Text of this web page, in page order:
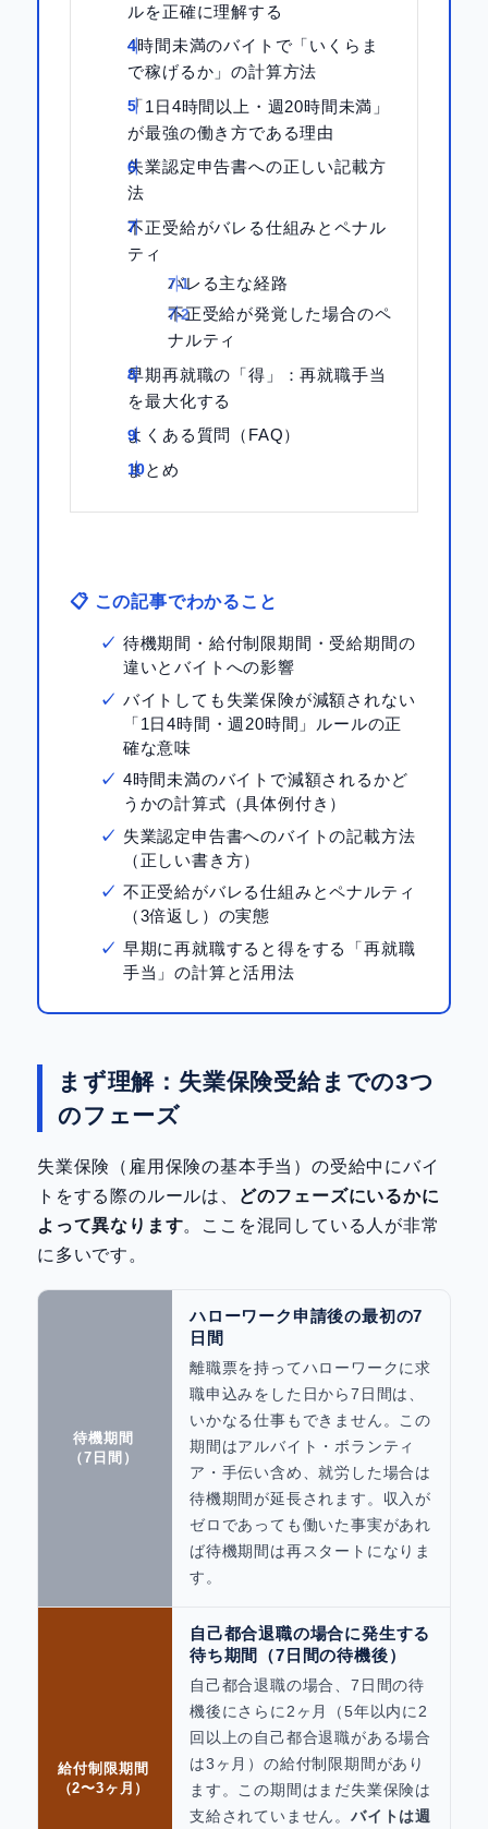
ルを正確に理解する
4時間未満のバイトで「いくらま
で稼げるか」の計算方法
「1日4時間以上・週20時間未満」
が最強の働き方である理由
失業認定申告書への正しい記載方
法
不正受給がバレる仕組みとペナル
ティ
バレる主な経路
不正受給が発覚した場合のペ
ナルティ
早期再就職の「得」：再就職手当
を最大化する
よくある質問（FAQ）
まとめ
📋 この記事でわかること
待機期間・給付制限期間・受給期間の
違いとバイトへの影響
バイトしても失業保険が減額されない
「1日4時間・週20時間」ルールの正
確な意味
4時間未満のバイトで減額されるかど
うかの計算式（具体例付き）
失業認定申告書へのバイトの記載方法
（正しい書き方）
不正受給がバレる仕組みとペナルティ
（3倍返し）の実態
早期に再就職すると得をする「再就職
手当」の計算と活用法
まず理解：失業保険受給までの3つ
のフェーズ
失業保険（雇用保険の基本手当）の受給中にバイ
トをする際のルールは、
どのフェーズにいるかに
よって異なります。ここを混同している人が非常
に多いです。
待機期間
（7日間）
ハローワーク申請後の最初の7
日間
離職票を持ってハローワークに求
職申込みをした日から7日間は、
いかなる仕事もできません。この
期間はアルバイト・ボランティ
ア・手伝い含め、就労した場合は
待機期間が延長されます。収入が
ゼロであっても働いた事実があれ
ば待機期間は再スタートになりま
す。
給付制限期間
（2〜3ヶ月）
自己都合退職の場合に発生する
待ち期間（7日間の待機後）
自己都合退職の場合、7日間の待
機後にさらに2ヶ月（5年以内に2
回以上の自己都合退職がある場合
は3ヶ月）の給付制限期間があり
ます。この期間はまだ失業保険は
支給されていません。 バイトは週